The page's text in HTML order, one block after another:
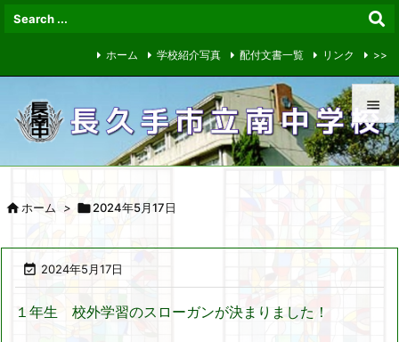


メニュ

ホーム 学校紹介写真 配付文書一覧 リンク >>
ホーム > 2024年5月17日
 2024年5月17日
１年生 校外学習のスローガンが決まりました！